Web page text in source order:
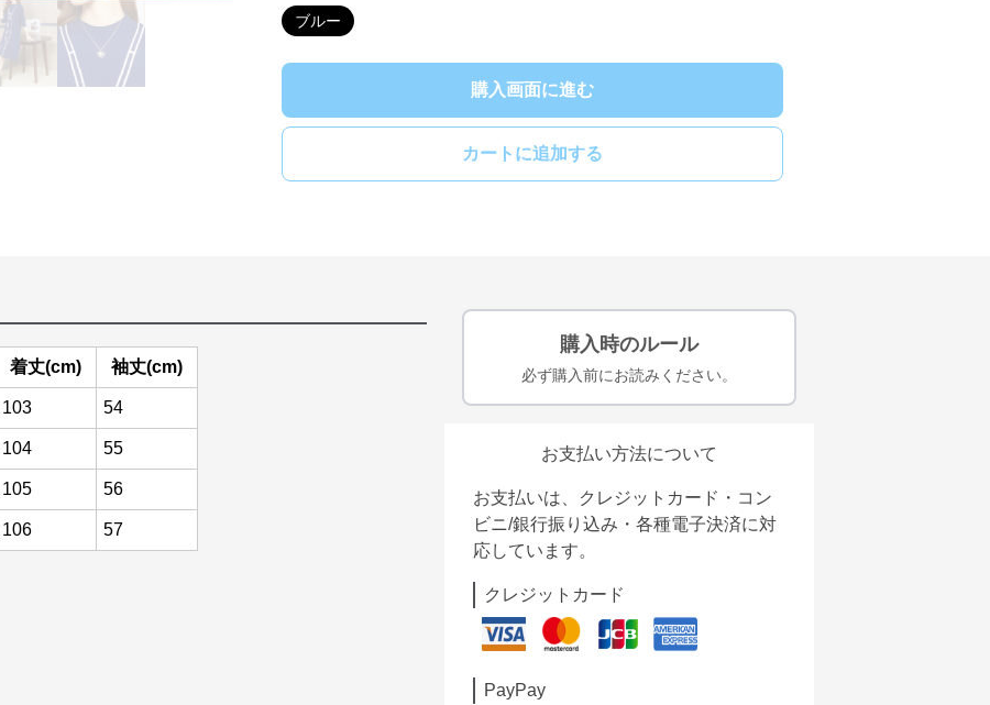
ブルー
購入画面に進む
カートに追加する
着丈(cm) 袖丈(cm)
103 54
104 55
105 56
106 57
購入時のルール
必ず購入前にお読みください。
お支払い方法について
お支払いは、クレジットカード・コン
ビニ/銀行振り込み・各種電子決済に対
応しています。
クレジットカード
PayPay